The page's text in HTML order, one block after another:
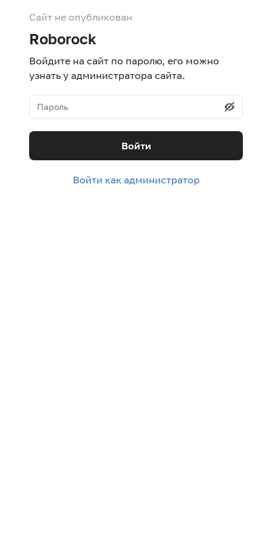
Сайт не опубликован
Roborock
Войдите на сайт по паролю, его можно
узнать у администратора сайта.
Войти
Войти как администратор